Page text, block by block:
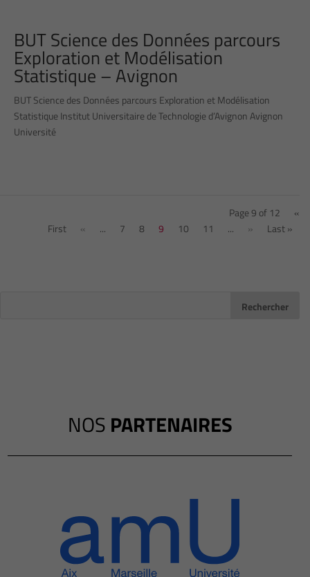
BUT Science des Données parcours
Exploration et Modélisation
Statistique – Avignon
BUT Science des Données parcours Exploration et Modélisation
Statistique Institut Universitaire de Technologie d’Avignon Avignon
Université
Page 9 of 12
«
First
« ... 7 8 9 10 11 ... » Last »
NOS PARTENAIRES